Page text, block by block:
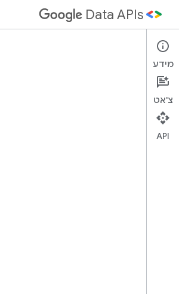
Data APIs
ממשקי API של נתוני Google
מדריך API
מידע
צ'אט
API